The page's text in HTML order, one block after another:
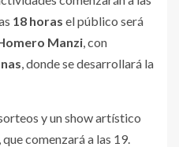
18 horas el público será
Manzi, con
, donde se desarrollará la
y un show artístico
comenzará a las 19.